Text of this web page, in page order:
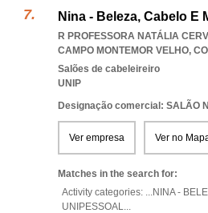
Nina - Beleza, Cabelo E
R PROFESSORA NATÁLIA
CAMPO MONTEMOR VELHO,
Salões de cabeleireiro
UNIP
Designação comercial: SALÃO
Ver empresa Ver no
Matches in the search for:
Activity categories: ...NINA -
UNIPESSOAL...